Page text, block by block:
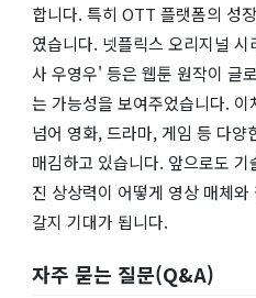
합니다. 특히 OTT 플랫폼의 성
였습니다. 넷플릭스 오리지널
사 우영우' 등은 웹툰 원작이 글
는 가능성을 보여주었습니다.
넘어 영화, 드라마, 게임 등 다양
매김하고 있습니다. 앞으로도
진 상상력이 어떻게 영상 매체
갈지 기대가 됩니다.
자주 묻는 질문(Q&A)